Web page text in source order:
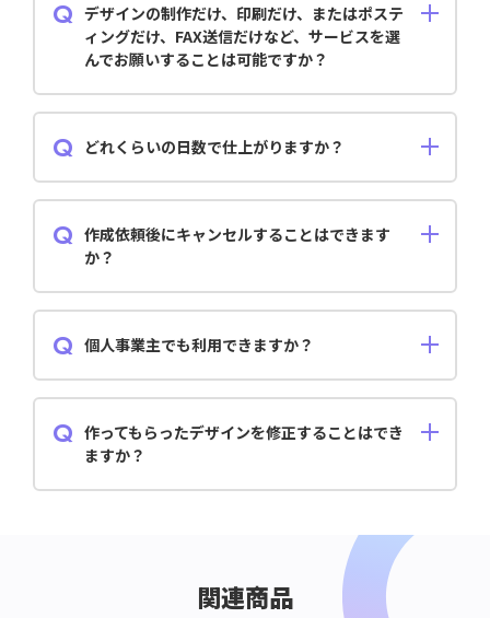
デザインの制作だけ、印刷だけ、またはポステ
ィングだけ、FAX送信だけなど、サービスを選
んでお願いすることは可能ですか？
軽にお問い合わせください。
どれくらいの日数で仕上がりますか？
ります。 その他制作物によって納期が異なりますの
で、お気軽にお問い合わせください。
作成依頼後にキャンセルすることはできます
か？
はお問い合わせいただき、 ご納得いただいてからご注
個人事業主でも利用できますか？
作ってもらったデザインを修正することはでき
ますか？
上の修正には別途費用が発生します。 サブスクプラ
ン：依頼・修正は回数無制限で可能です。
関連商品